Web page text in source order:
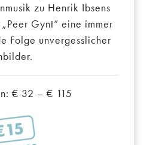
zu Henrik Ibsens
Gynt“ eine immer
Folge unvergesslicher
€ 32 – € 115